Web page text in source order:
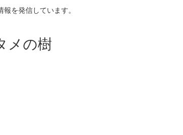
報を発信しています。
メの樹